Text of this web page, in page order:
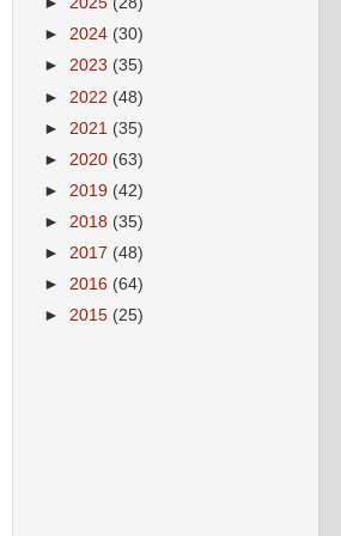
► 2024 (30)
► 2023 (35)
► 2022 (48)
► 2021 (35)
► 2020 (63)
► 2019 (42)
► 2018 (35)
► 2017 (48)
► 2016 (64)
► 2015 (25)